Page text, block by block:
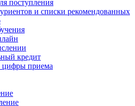
поступления
и списки рекомендованных
кредит
цифры приема